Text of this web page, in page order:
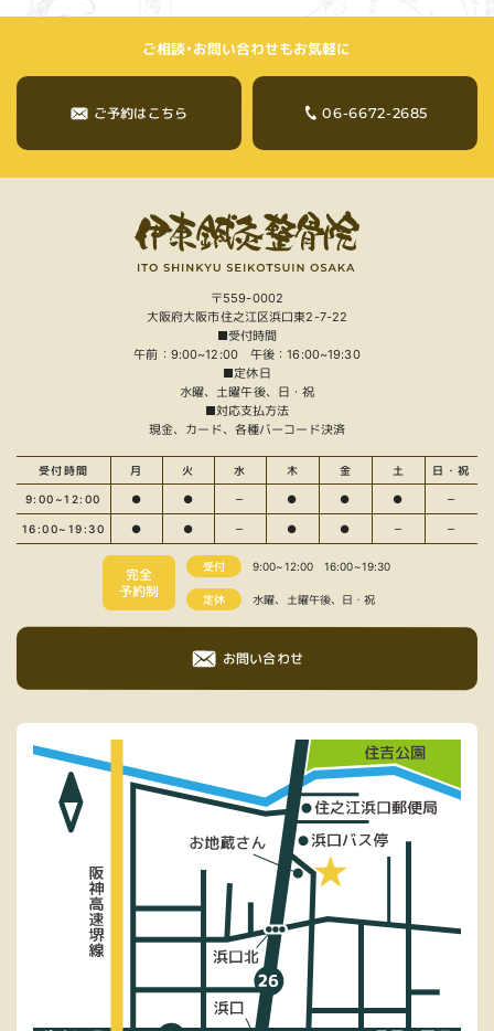
ご相談・お問い合わせもお気軽に
ご予約はこちら 06-6672-2685
〒559-0002
大阪府大阪市住之江区浜口東2-7-22
■受付時間
午前：9:00~12:00 午後：16:00~19:30
■定休日
水曜、土曜午後、日・祝
■対応支払方法
現金、カード、各種バーコード決済
受付時間 月 火 水 木 金 土 日・祝
9:00~12:00 ● ● － ● ● ● －
16:00~19:30 ● ● － ● ● － －
完全
予約制
受付 9:00~12:00 16:00~19:30
定休 水曜、土曜午後、日・祝
お問い合わせ